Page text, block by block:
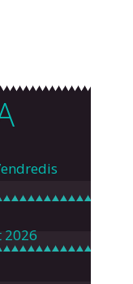
2026